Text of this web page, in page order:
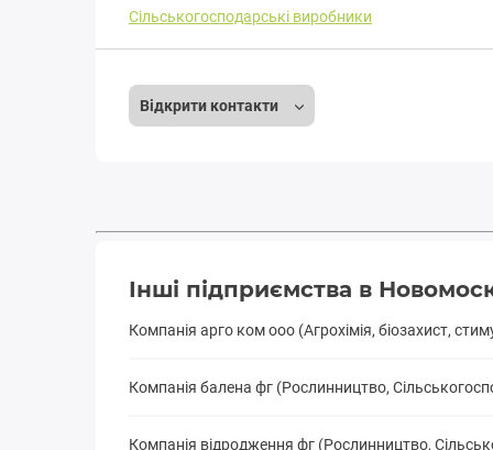
Сільськогосподарські виробники
Відкрити контакти
Інші підприємства в
Компанія арго ком ооо (Агрохімія, біозахист,
Компанія балена фг (Рослинництво,
Компанія відродження фг (Рослинництво,